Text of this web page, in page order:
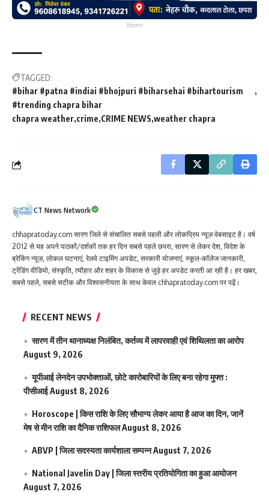
विज्ञापन
TAGGED:
#bihar #patna #indiai #bhojpuri #biharsehai #bihartourism
#trending chapra bihar
chapra weather crime CRIME NEWS weather chapra
CT News Network
chhapratoday.com सारण जिले से संचालित सबसे पहली और लोकप्रिय न्यूज़ वेबसाइट है। वर्ष
2012 से यह अपने पाठकों/दर्शकों तक हर दिन सबसे पहले छपरा, सारण से लेकर देश, विदेश के
ब्रेकिंग न्यूज़, लोकल घटनाएं, रेलवे टाइमिंग अपडेट, सरकारी योजनाएं, स्कूल-कॉलेज जानकारी,
ट्रेंडिंग वीडियो, संस्कृति, त्यौहार और शहर के विकास से जुड़े हर अपडेट करती आ रही है। हर खबर,
सबसे पहले, सबसे सटीक और विश्वसनीयता के साथ केवल chhapratoday.com पर पढ़ें।
RECENT NEWS
सारण में तीन थानाध्यक्ष निलंबित, कर्तव्य में लापरवाही एवं शिथिलता का आरोप
August 9, 2026
यूपीआई लेनदेन उपभोक्ताओं, छोटे कारोबारियों के लिए बना रहेगा मुफ्त :
पीसीआईAugust 8, 2026
Horoscope | किस राशि के लिए सौभाग्य लेकर आया है आज का दिन, जानें
मेष से मीन राशि का दैनिक राशिफलAugust 8, 2026
ABVP | जिला सदस्यता कार्यशाला सम्पन्नAugust 7, 2026
National Javelin Day | जिला स्तरीय प्रतियोगिता का हुआ आयोजन
August 7, 2026